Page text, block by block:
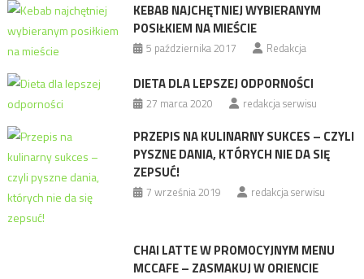
KEBAB NAJCHĘTNIEJ WYBIERANYM
POSIŁKIEM NA MIEŚCIE
5 października 2017 Redakcja
DIETA DLA LEPSZEJ ODPORNOŚCI
27 marca 2020 redakcja serwisu
PRZEPIS NA KULINARNY SUKCES – CZYLI
PYSZNE DANIA, KTÓRYCH NIE DA SIĘ
ZEPSUĆ!
7 września 2019 redakcja serwisu
CHAI LATTE W PROMOCYJNYM MENU
MCCAFE – ZASMAKUJ W ORIENCIE